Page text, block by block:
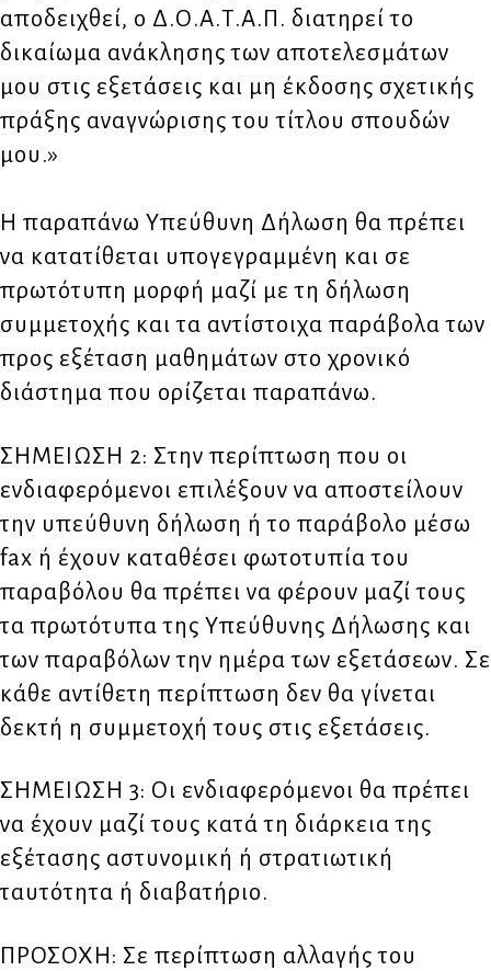
αποδειχθεί, ο Δ.Ο.Α.Τ.Α.Π. διατηρεί το
δικαίωμα ανάκλησης των αποτελεσμάτων
μου στις εξετάσεις και μη έκδοσης σχετικής
πράξης αναγνώρισης του τίτλου σπουδών
μου.»
Η παραπάνω Υπεύθυνη Δήλωση θα πρέπει
να κατατίθεται υπογεγραμμένη και σε
πρωτότυπη μορφή μαζί με τη δήλωση
συμμετοχής και τα αντίστοιχα παράβολα των
προς εξέταση μαθημάτων στο χρονικό
διάστημα που ορίζεται παραπάνω.
ΣΗΜΕΙΩΣΗ 2: Στην περίπτωση που οι
ενδιαφερόμενοι επιλέξουν να αποστείλουν
την υπεύθυνη δήλωση ή το παράβολο μέσω
fax ή έχουν καταθέσει φωτοτυπία του
παραβόλου θα πρέπει να φέρουν μαζί τους
τα πρωτότυπα της Υπεύθυνης Δήλωσης και
των παραβόλων την ημέρα των εξετάσεων. Σε
κάθε αντίθετη περίπτωση δεν θα γίνεται
δεκτή η συμμετοχή τους στις εξετάσεις.
ΣΗΜΕΙΩΣΗ 3: Οι ενδιαφερόμενοι θα πρέπει
να έχουν μαζί τους κατά τη διάρκεια της
εξέτασης αστυνομική ή στρατιωτική
ταυτότητα ή διαβατήριο.
ΠΡΟΣΟΧΗ: Σε περίπτωση αλλαγής του